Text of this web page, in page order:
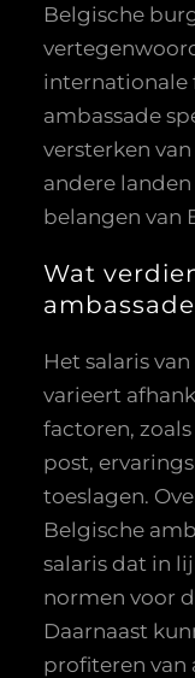
Belgische
internationale
ambassade
versterken
andere
belangen van
Wat
Het salaris
varieert
factoren,
post,
toeslagen.
Belgische
salaris dat in
normen voor
Daarnaast
profiteren van